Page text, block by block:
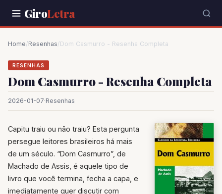
GiroLetra
Home/Resenhas/Dom Casmurro - Resenha Completa
RESENHAS
Dom Casmurro - Resenha Completa
2026-01-07·Resenhas
Capitu traiu ou não traiu? Esta pergunta
persegue leitores brasileiros há mais
de um século. “Dom Casmurro”, de
Machado de Assis, é aquele tipo de
livro que você termina, fecha a capa, e
imediatamente quer discutir com